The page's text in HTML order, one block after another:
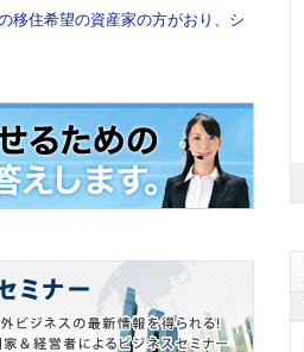
移住希望の資産家の方がおり、シ